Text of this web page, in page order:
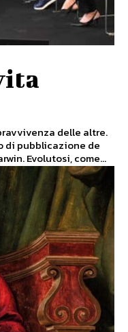
delle altre.
di pubblicazione de
Evolutosi, come...